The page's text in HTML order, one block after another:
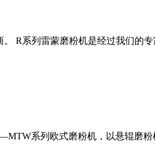
R系列雷蒙磨粉机是经过我们的
系列欧式磨粉机，以悬辊磨